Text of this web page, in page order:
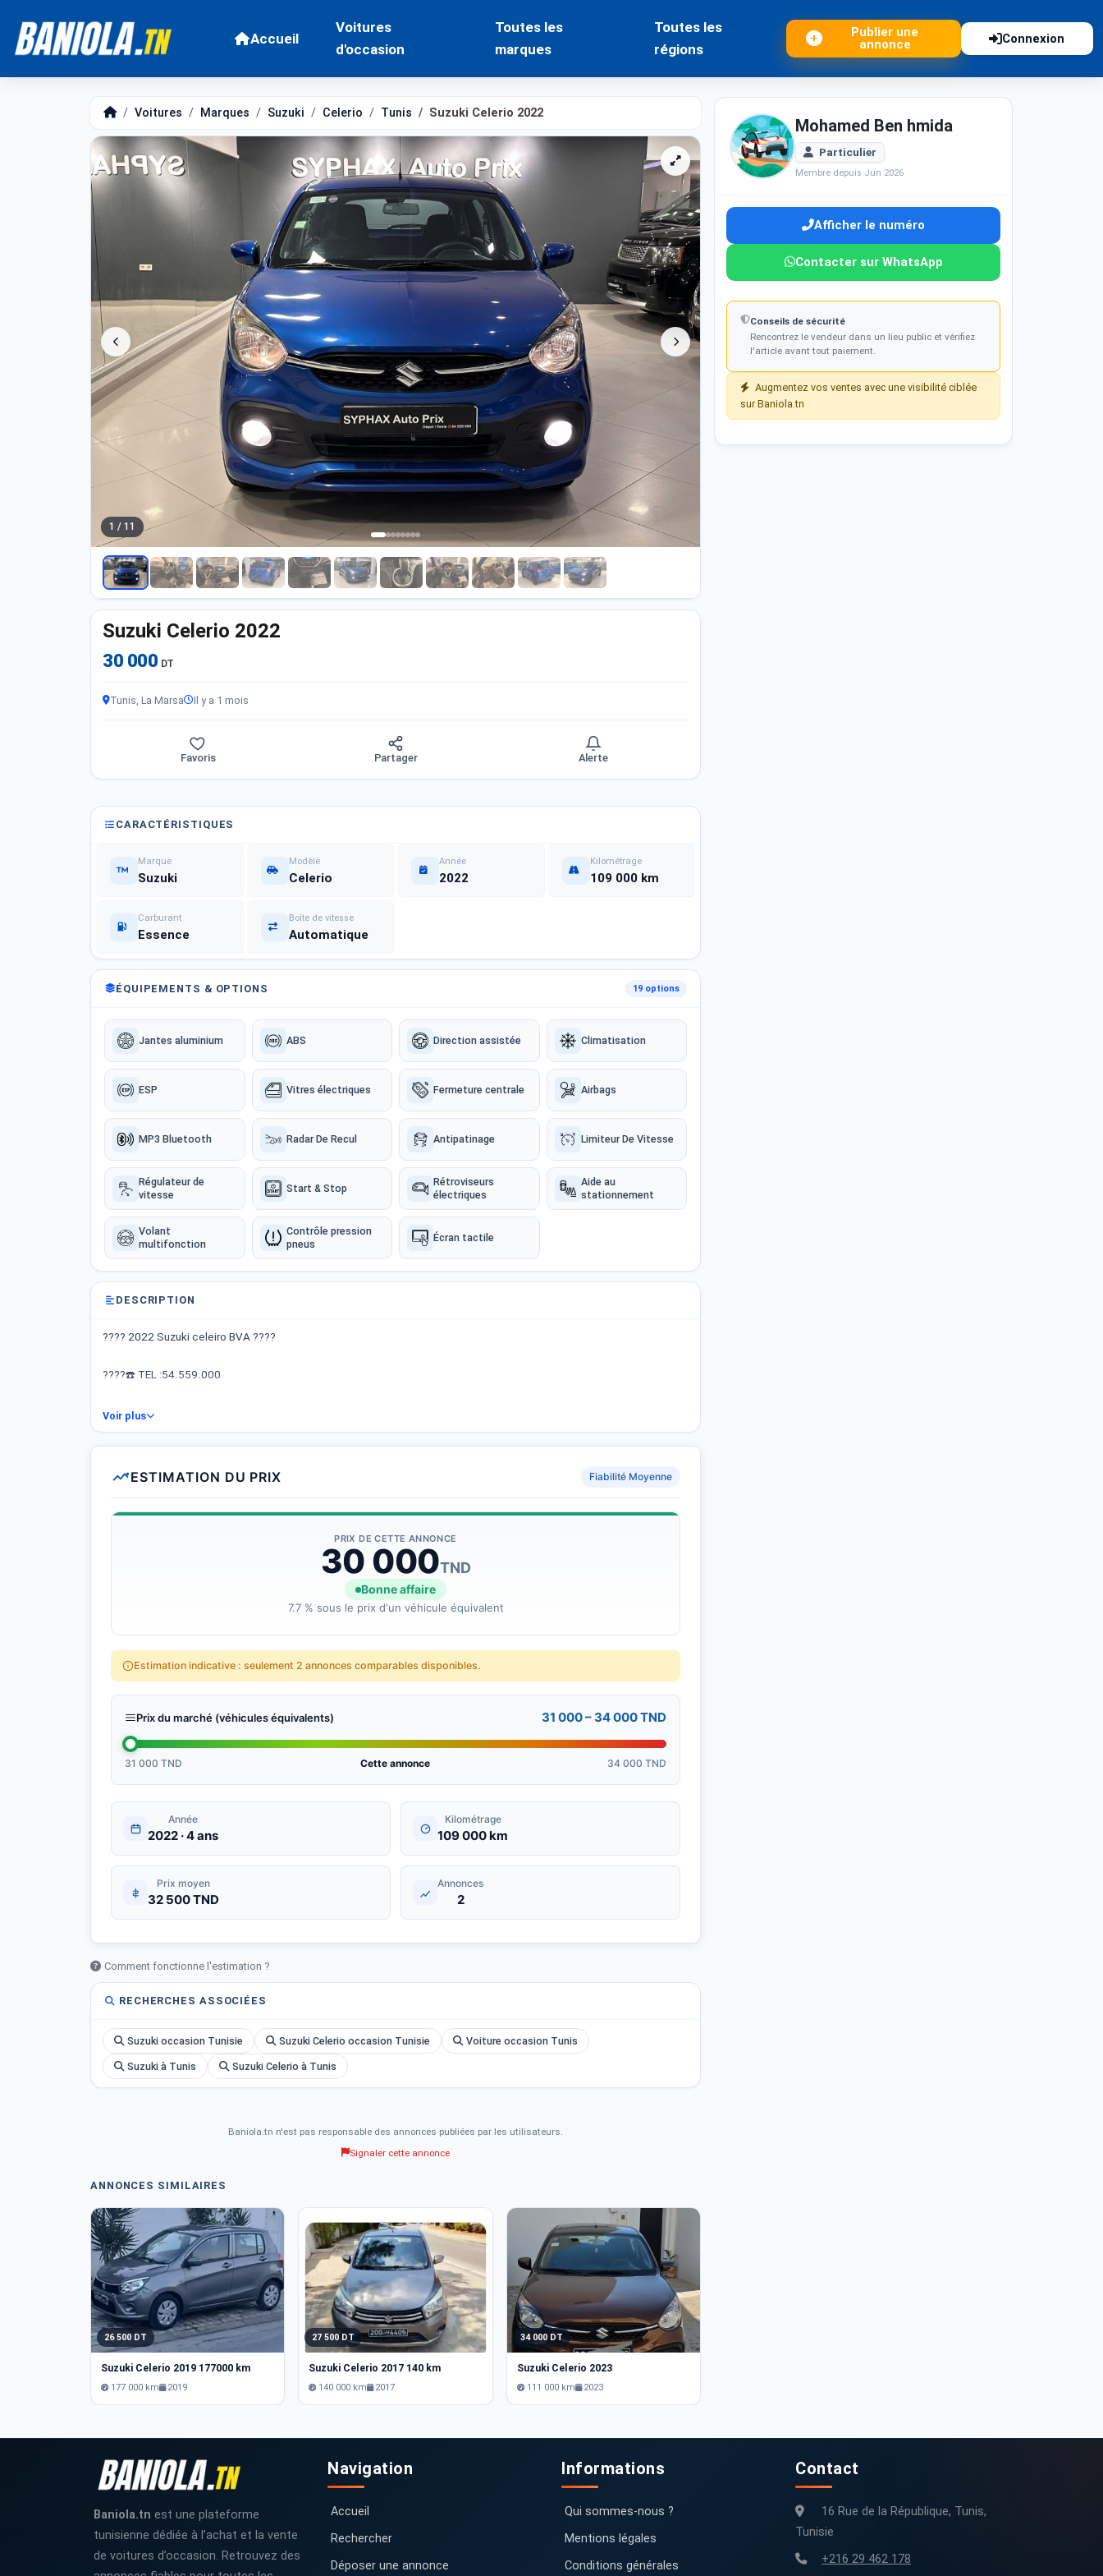
Accueil
Voitures
d'occasion
Toutes les
marques
Toutes les
régions
Publier une
annonce
Connexion
Voitures Marques Suzuki Celerio Tunis Suzuki Celerio 2022
1 / 11
Suzuki Celerio 2022
30 000 DT
Tunis, La Marsa Il y a 1 mois
Favoris Partager Alerte
CARACTÉRISTIQUES
Marque
Suzuki
Modèle
Celerio
Année
2022
Kilométrage
109 000 km
Carburant
Essence
Boîte de vitesse
Automatique
ÉQUIPEMENTS & OPTIONS 19 options
Jantes aluminium ABS Direction assistée Climatisation
ESP Vitres électriques Fermeture centrale Airbags
MP3 Bluetooth Radar De Recul Antipatinage Limiteur De Vitesse
Régulateur de
vitesse
Start & Stop
Rétroviseurs
électriques
Aide au
stationnement
Volant
multifonction
Contrôle pression
pneus
Écran tactile
DESCRIPTION
???? 2022 Suzuki celeiro BVA ????
????☎️ TEL :54.559.000
Boîte automatique ✅Écran Tactile ✅Radar De Recul✅ Volant Multifonctions ✅Vitres Électriques ✅Rétroviseurs
Électriques ✅Bluetooth Téléphone…
➡️ 109.000 MKm Certifié
https://maps.app.goo.gl/1sZzZgNacnXGN3x56
Voir plus
ESTIMATION DU PRIX Fiabilité Moyenne
PRIX DE CETTE ANNONCE
30 000TND
Bonne affaire
7.7 % sous le prix d'un véhicule équivalent
Estimation indicative : seulement 2 annonces comparables disponibles.
Prix du marché (véhicules équivalents) 31 000 – 34 000 TND
31 000 TND Cette annonce 34 000 TND
Année
2022 · 4 ans
Kilométrage
109 000 km
Prix moyen
32 500 TND
Annonces
2
Comment fonctionne l'estimation ?
RECHERCHES ASSOCIÉES
Suzuki occasion Tunisie Suzuki Celerio occasion Tunisie Voiture occasion Tunis
Suzuki à Tunis Suzuki Celerio à Tunis
Baniola.tn n'est pas responsable des annonces publiées par les utilisateurs.
Signaler cette annonce
ANNONCES SIMILAIRES
26 500 DT
Suzuki Celerio 2019 177000 km
177 000 km 2019
27 500 DT
Suzuki Celerio 2017 140 km
140 000 km 2017
34 000 DT
Suzuki Celerio 2023
111 000 km 2023
Mohamed Ben hmida
Particulier
Membre depuis Jun 2026
Afficher le numéro
Contacter sur WhatsApp
Conseils de sécurité
Rencontrez le vendeur dans un lieu public et vérifiez
l'article avant tout paiement.
Augmentez vos ventes avec une visibilité ciblée
sur Baniola.tn
Baniola.tn est une plateforme
tunisienne dédiée à l’achat et la vente
de voitures d’occasion. Retrouvez des
Navigation
Accueil
Rechercher
Déposer une annonce
Informations
Qui sommes-nous ?
Mentions légales
Conditions générales
Contact
16 Rue de la République, Tunis,
Tunisie
+216 29 462 178